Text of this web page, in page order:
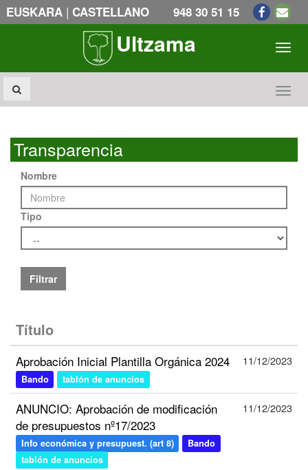
EUSKARA | CASTELLANO 948 30 51 15
Ultzama
Transparencia
Nombre
Tipo
Filtrar
Título
Aprobación Inicial Plantilla Orgánica 2024
Bando tablón de anuncios
11/12/2023
ANUNCIO: Aprobación de modificación
de presupuestos nº17/2023
Info económica y presupuest. (art 8)
Bando
tablón de anuncios
11/12/2023